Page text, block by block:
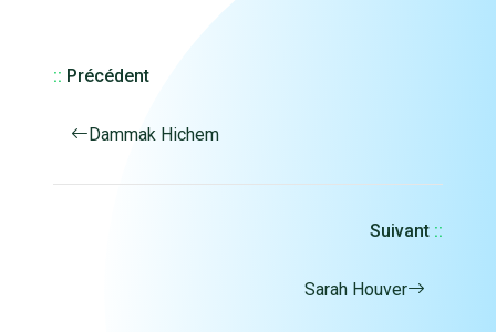
:: Précédent
Dammak Hichem
Suivant ::
Sarah Houver